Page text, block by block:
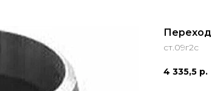
Переход
ст.09г2с
4 335,5 р.